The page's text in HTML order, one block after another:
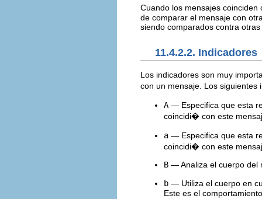
Cuando los mensajes
de comparar el mensaje con
siendo comparados contra
11.4.2.2. Indicadores
Los indicadores son muy
con un mensaje. Los
A — Especifica que esta
coincidi� con este
a — Especifica que esta
coincidi� con este
B — Analiza el cuerpo del
b — Utiliza el cuerpo en
Este es el